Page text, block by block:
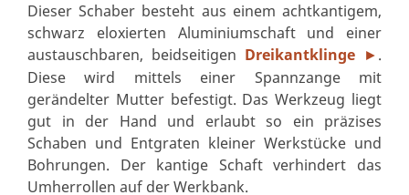
Dieser Schaber besteht aus einem achtkantigem,
schwarz eloxierten Aluminiumschaft und einer
austauschbaren, beidseitigen Dreikantklinge ► .
Diese wird mittels einer Spannzange mit
gerändelter Mutter befestigt. Das Werkzeug liegt
gut in der Hand und erlaubt so ein präzises
Schaben und Entgraten kleiner Werkstücke und
Bohrungen. Der kantige Schaft verhindert das
Umherrollen auf der Werkbank.